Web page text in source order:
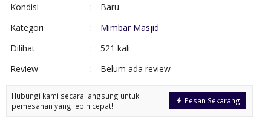
Kondisi
:
Baru
Kategori
:
Mimbar Masjid
Dilihat
:
521 kali
Review
: Belum ada review
Pesan Sekarang
Hubungi kami secara langsung untuk
pemesanan yang lebih cepat!